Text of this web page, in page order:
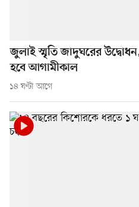
জুলাই স্মৃতি জাদুঘরের
হবে আগামীকাল
১৪ ঘণ্টা আগে